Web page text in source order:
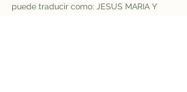
puede traducir como: JESUS MARIA Y